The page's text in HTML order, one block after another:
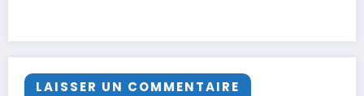
LAISSER UN COMMENTAIRE